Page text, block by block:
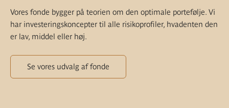
Vores fonde bygger på teorien om den optimale portefølje. Vi
har investeringskoncepter til alle risikoprofiler, hvadenten den
er lav, middel eller høj.
Se vores udvalg af fonde